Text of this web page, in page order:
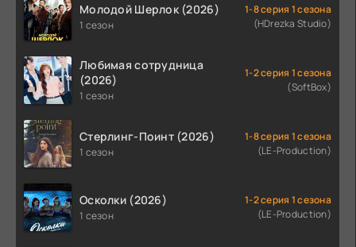
Молодой Шерлок (2026)
1 сезон
1-8 серия 1 сезона
(HDrezka Studio)
Любимая сотрудница
(2026)
1 сезон
1-2 серия 1 сезона
(SoftBox)
Стерлинг-Поинт (2026)
1 сезон
1-8 серия 1 сезона
(LE-Production)
Осколки (2026)
1 сезон
1-2 серия 1 сезона
(LE-Production)